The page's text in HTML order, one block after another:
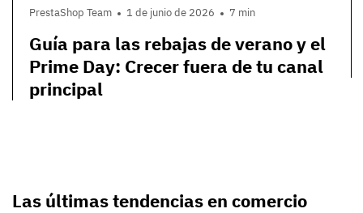
PrestaShop Team 1 de junio de 2026 7 min
Guía para las rebajas de verano y el
Prime Day: Crecer fuera de tu canal
principal
Las últimas tendencias en comercio